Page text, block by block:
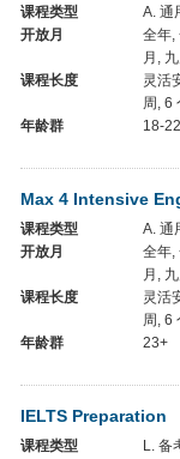
课程类型
A. 通
开放月
全年,
月,
课程长度
灵活
周, 6
年龄群
18-
Max 4 Intensive
课程类型
A. 通
开放月
全年,
月,
课程长度
灵活
周, 6
年龄群
23+
IELTS Preparation
课程类型
L. 备